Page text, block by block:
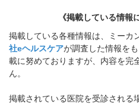
《掲載している情報
掲載している各種情報は、ミーカ
社eヘルスケアが調査した情報を
載に努めておりますが、内容を完
ん。
掲載されている医院を受診される